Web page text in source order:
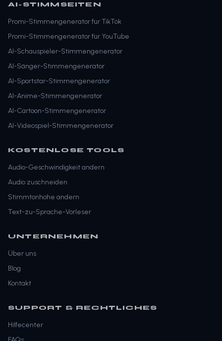
AI-STIMMSEITEN
Promi-Stimmengenerator für TikTok
Promi-Stimmengenerator für YouTube
AI-Schauspieler-Stimmengenerator
AI-Sänger-Stimmengenerator
AI-Sportstar-Stimmengenerator
AI-Anime-Stimmengenerator
AI-Cartoon-Stimmengenerator
AI-Videospiel-Stimmengenerator
KOSTENLOSE TOOLS
Audio-Geschwindigkeit andern
Audio zuschneiden
Stimmtonhohe andern
Text-zu-Sprache-Vorleser
UNTERNEHMEN
Über uns
Blog
Kontakt
SUPPORT & RECHTLICHES
Hilfecenter